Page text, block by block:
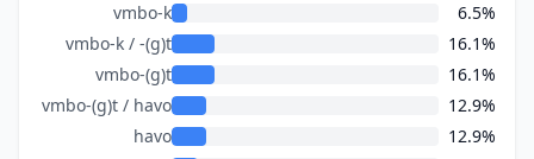
vmbo-k
6.5%
vmbo-k / -(g)t
16.1%
vmbo-(g)t
16.1%
vmbo-(g)t / havo
12.9%
havo
12.9%